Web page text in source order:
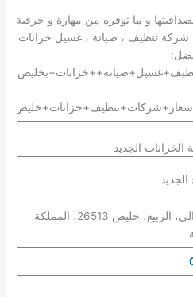
و ما توفره من مهارة و حرفية
تنظيف ، صيانة ، غسيل خزانات
حي، شارع الغزالي، الربيع، خليص 26513، المملكة